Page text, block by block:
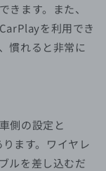
きます。また、
を利用でき
慣れると非常に
側の設定と
ます。ワイヤレ
ルを差し込むだ